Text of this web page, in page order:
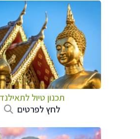
תכנון טיול לתאילנד
לחץ לפרטים